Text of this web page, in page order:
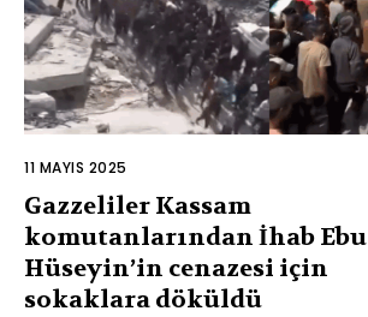
11 MAYIS 2025
Gazzeliler Kassam
komutanlarından İhab Ebu
Hüseyin’in cenazesi için
sokaklara döküldü